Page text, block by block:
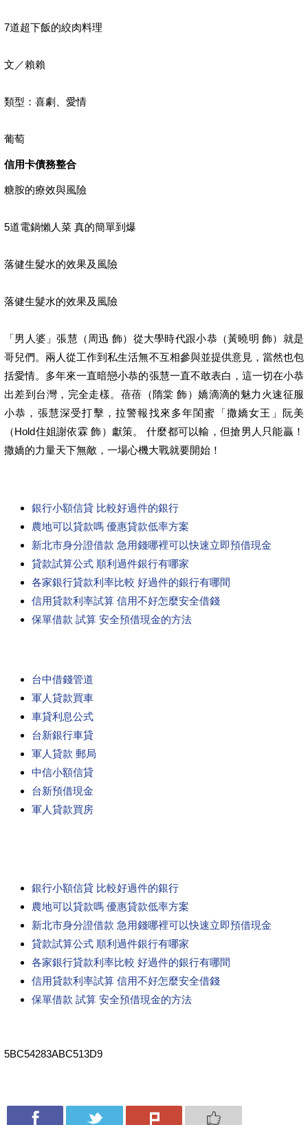
7道超下飯的絞肉料理
文／賴賴
類型：喜劇、愛情
葡萄
信用卡債務整合
糖胺的療效與風險
5道電鍋懶人菜 真的簡單到爆
落健生髮水的效果及風險
落健生髮水的效果及風險
「男人婆」張慧（周迅 飾）從大學時代跟小恭（黃曉明 飾）就是
哥兒們。兩人從工作到私生活無不互相參與並提供意見，當然也包
括愛情。多年來一直暗戀小恭的張慧一直不敢表白，這一切在小恭
出差到台灣，完全走樣。蓓蓓（隋棠 飾）嬌滴滴的魅力火速征服
小恭，張慧深受打擊，拉警報找來多年閨蜜「撒嬌女王」阮美
（Hold住姐謝依霖 飾）獻策。 什麼都可以輸，但搶男人只能贏！
撒嬌的力量天下無敵，一場心機大戰就要開始！
銀行小額信貸 比較好過件的銀行
農地可以貸款嗎 優惠貸款低率方案
新北市身分證借款 急用錢哪裡可以快速立即預借現金
貸款試算公式 順利過件銀行有哪家
各家銀行貸款利率比較 好過件的銀行有哪間
信用貸款利率試算 信用不好怎麼安全借錢
保單借款 試算 安全預借現金的方法
台中借錢管道
軍人貸款買車
車貸利息公式
台新銀行車貸
軍人貸款 郵局
中信小額信貸
台新預借現金
軍人貸款買房
銀行小額信貸 比較好過件的銀行
農地可以貸款嗎 優惠貸款低率方案
新北市身分證借款 急用錢哪裡可以快速立即預借現金
貸款試算公式 順利過件銀行有哪家
各家銀行貸款利率比較 好過件的銀行有哪間
信用貸款利率試算 信用不好怎麼安全借錢
保單借款 試算 安全預借現金的方法
5BC54283ABC513D9